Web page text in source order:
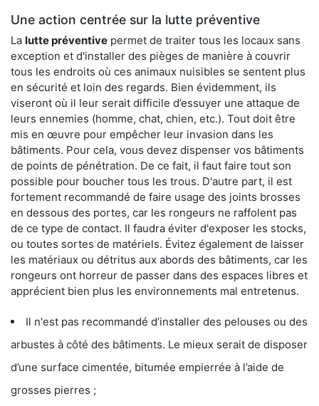
Une action centrée sur la lutte préventive
La lutte préventive permet de traiter tous les locaux sans
exception et d'installer des pièges de manière à couvrir
tous les endroits où ces animaux nuisibles se sentent plus
en sécurité et loin des regards. Bien évidemment, ils
viseront où il leur serait difficile d’essuyer une attaque de
leurs ennemies (homme, chat, chien, etc.). Tout doit être
mis en œuvre pour empêcher leur invasion dans les
bâtiments. Pour cela, vous devez dispenser vos bâtiments
de points de pénétration. De ce fait, il faut faire tout son
possible pour boucher tous les trous. D'autre part, il est
fortement recommandé de faire usage des joints brosses
en dessous des portes, car les rongeurs ne raffolent pas
de ce type de contact. Il faudra éviter d'exposer les stocks,
ou toutes sortes de matériels. Évitez également de laisser
les matériaux ou détritus aux abords des bâtiments, car les
rongeurs ont horreur de passer dans des espaces libres et
apprécient bien plus les environnements mal entretenus.
Il n'est pas recommandé d’installer des pelouses ou des
arbustes à côté des bâtiments. Le mieux serait de disposer
d’une surface cimentée, bitumée empierrée à l’aide de
grosses pierres ;